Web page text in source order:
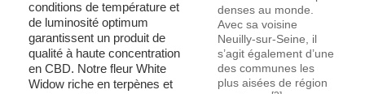
conditions de température et
de luminosité optimum
garantissent un produit de
qualité à haute concentration
en CBD. Notre fleur White
Widow riche en terpènes et
denses au monde.
Avec sa voisine
Neuilly-sur-Seine, il
s’agit également d’une
des communes les
plus aisées de région